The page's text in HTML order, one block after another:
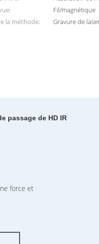
Fil/magnétique
la méthode: Gravure de
passage de HD IR
force et